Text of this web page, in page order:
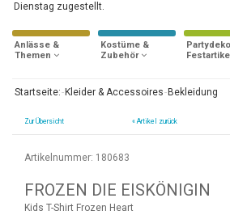
Dienstag zugestellt.
Anlässe &
Themen
Kostüme &
Zubehör
Startseite: Kleider & Accessoires Bekleidung
Zur Übersicht «Artikel zurück
Artikelnummer: 180683
FROZEN DIE EISKÖNIGIN
Kids T-Shirt Frozen Heart